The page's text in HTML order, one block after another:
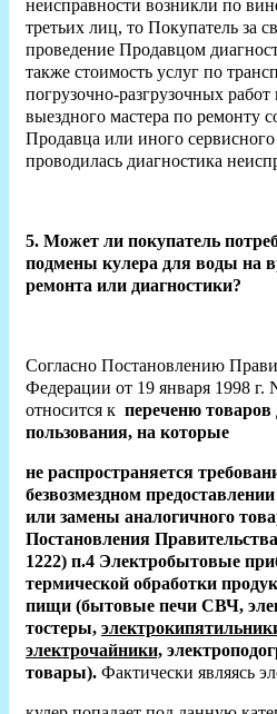
неисправности возникли по
третьих лиц, то Покупатель за
проведение Продавцом
также стоимость услуг по
погрузочно-разгрузочных
выездного мастера по ремонту
Продавца или иного
проводилась диагностика
5. Может ли покупатель
подмены кулера для воды на
ремонта или диагностики?
Согласно Постановлению
Федерации от 19 января 1998 г.
относится к переченю товаров
пользования, на которые
не распространяется
безвозмездном
или замены аналогичного
Постановления
1222) п.4 Электробытовые
термической обработки
пищи (бытовые печи СВЧ,
тостеры,
электрочайники,
товары). Фактически являясь